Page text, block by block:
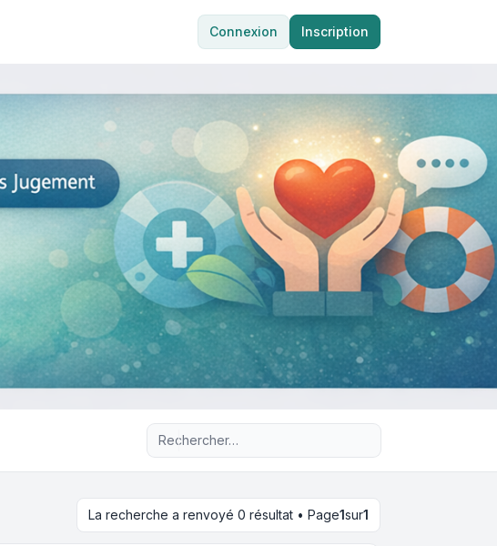
Connexion Inscription
Recherche avancée
La recherche a renvoyé 0 résultat • Page1sur1